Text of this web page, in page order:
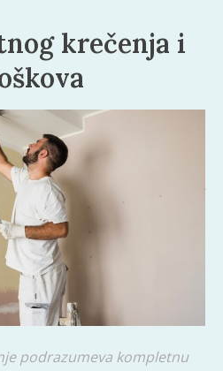
krečenja i
podrazumeva kompletnu